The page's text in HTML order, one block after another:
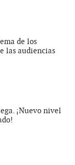
de los
las audiencias
¡Nuevo nivel